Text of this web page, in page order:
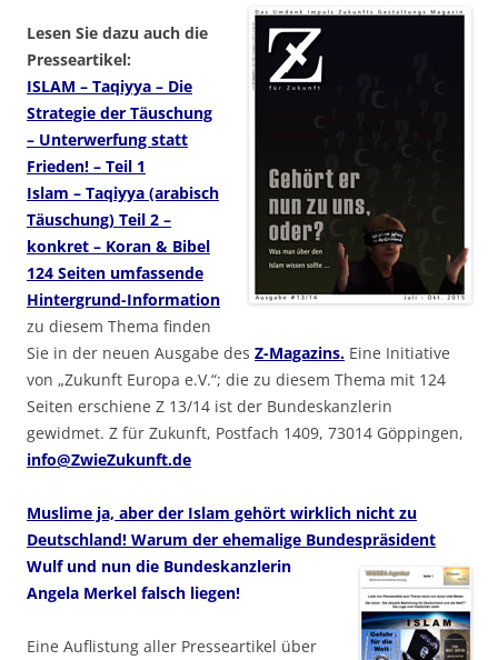
Lesen Sie dazu auch die
Presseartikel:
ISLAM – Taqiyya – Die
Strategie der Täuschung
– Unterwerfung statt
Frieden! – Teil 1
Islam – Taqiyya (arabisch
Täuschung) Teil 2 –
konkret – Koran & Bibel
124 Seiten umfassende
Hintergrund-Information
zu diesem Thema finden
Sie in der neuen Ausgabe des Z-Magazins. Eine Initiative
von „Zukunft Europa e.V.“; die zu diesem Thema mit 124
Seiten erschiene Z 13/14 ist der Bundeskanzlerin
gewidmet. Z für Zukunft, Postfach 1409, 73014 Göppingen,
info@ZwieZukunft.de
Muslime ja, aber der Islam gehört wirklich nicht zu
Deutschland! Warum der ehemalige Bundespräsident
Wulf und nun die Bundeskanzlerin
Angela Merkel falsch liegen!
Eine Auflistung aller Presseartikel über